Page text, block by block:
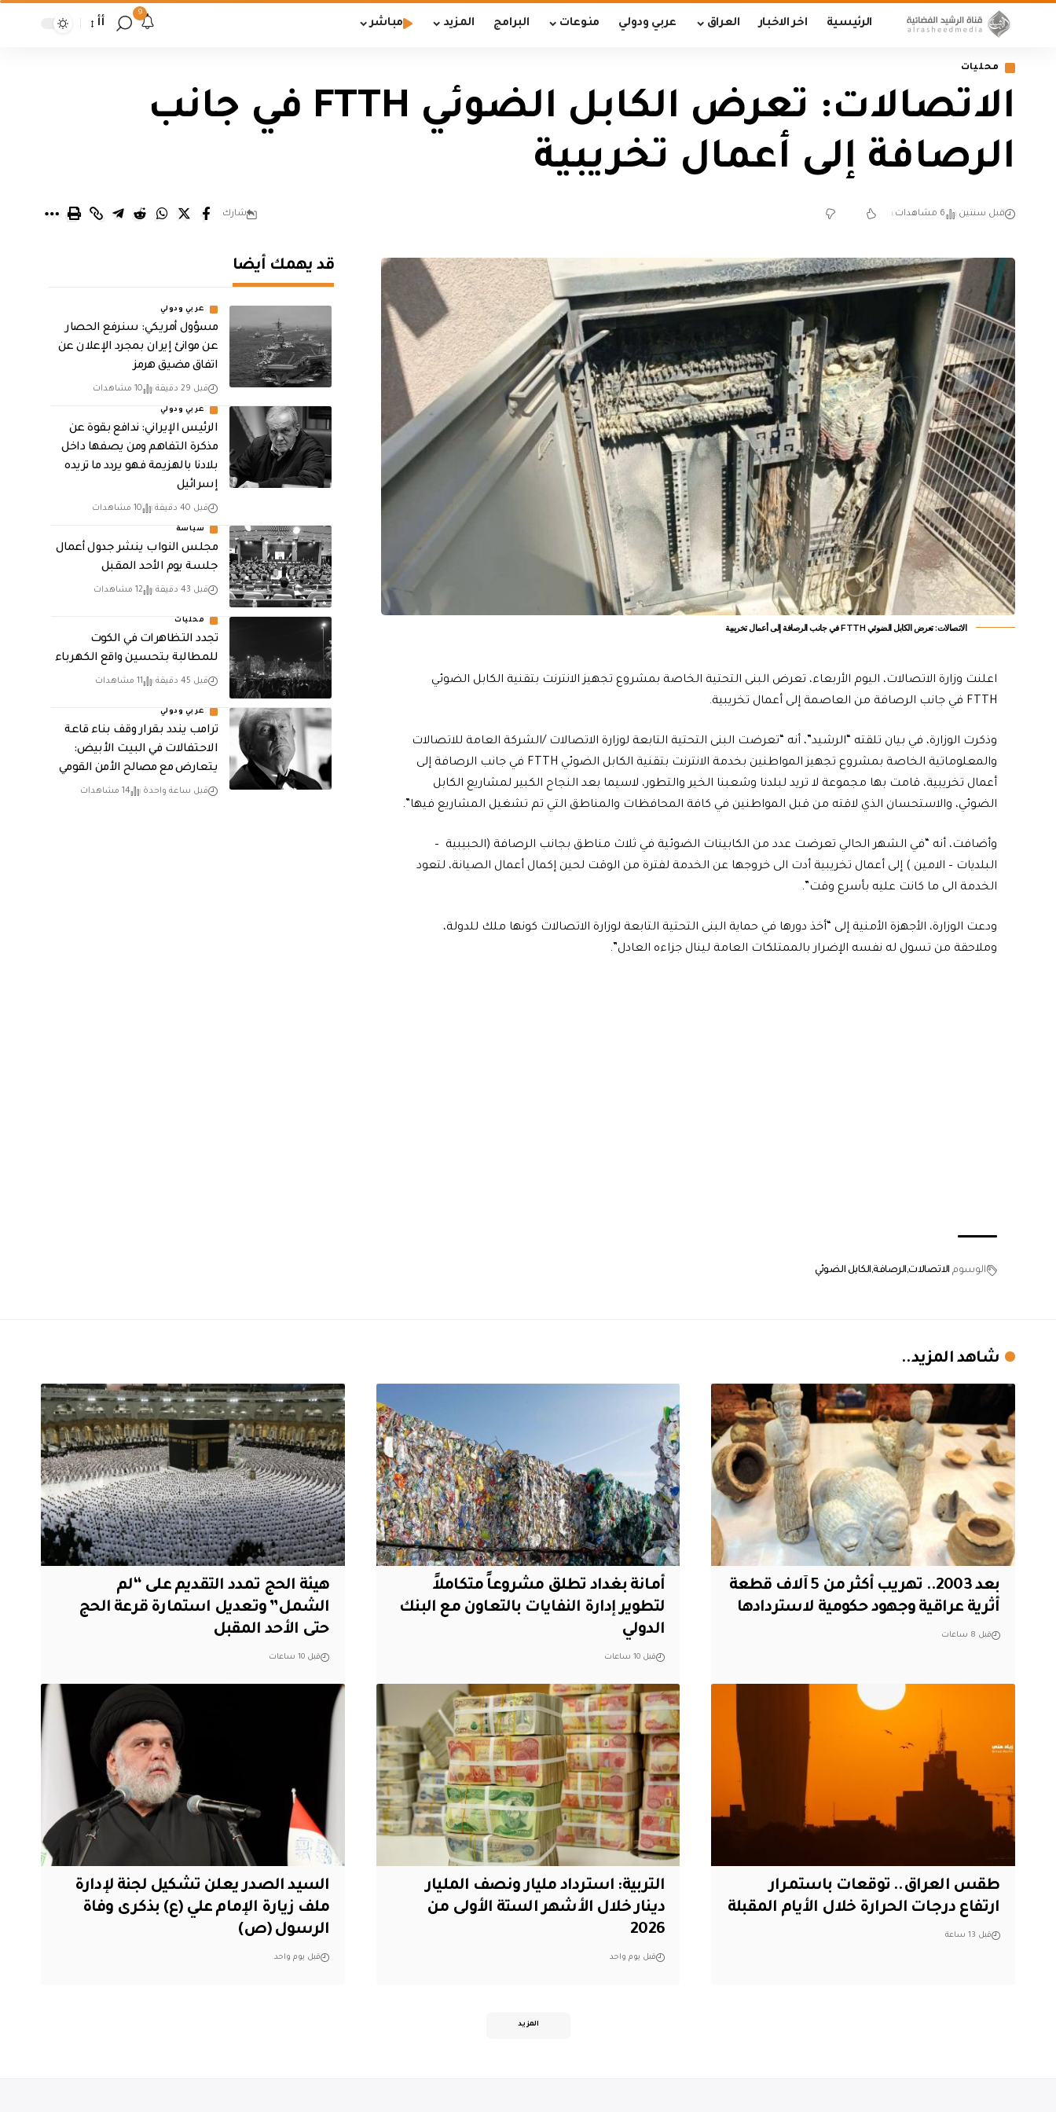
الرئيسية اخر الاخبار العراق عربي ودولي منوعات البرامج المزيد مباشر
9
أأ
محليات
الاتصالات: تعرض الكابل الضوئي FTTH في جانب
الرصافة إلى أعمال تخريبية
قبل سنتين 6 مشاهدات شارك
الاتصالات: تعرض الكابل الضوئي FTTH في جانب الرصافة إلى أعمال تخريبية
اعلنت وزارة الاتصالات، اليوم الأربعاء، تعرض البنى التحتية الخاصة بمشروع تجهيز الانترنت بتقنية الكابل الضوئي
FTTH في جانب الرصافة من العاصمة إلى أعمال تخريبية.
وذكرت الوزارة، في بيان تلقته “الرشيد”، أنه “تعرضت البنى التحتية التابعة لوزارة الاتصالات /الشركة العامة للاتصالات
والمعلوماتية الخاصة بمشروع تجهيز المواطنين بخدمة الانترنت بتقنية الكابل الضوئي FTTH في جانب الرصافة إلى
أعمال تخريبية، قامت بها مجموعة لا تريد لبلدنا وشعبنا الخير والتطور، لاسيما بعد النجاح الكبير لمشاريع الكابل
الضوئي، والاستحسان الذي لاقته من قبل المواطنين في كافة المحافظات والمناطق التي تم تشغيل المشاريع فيها”.
وأضافت، أنه “في الشهر الحالي تعرضت عدد من الكابينات الضوئية في ثلاث مناطق بجانب الرصافة (الحبيبية –
البلديات – الامين ) إلى أعمال تخريبية أدت الى خروجها عن الخدمة لفترة من الوقت لحين إكمال أعمال الصيانة، لتعود
الخدمة الى ما كانت عليه بأسرع وقت”.
ودعت الوزارة، الأجهزة الأمنية إلى “أخذ دورها في حماية البنى التحتية التابعة لوزارة الاتصالات كونها ملك للدولة،
وملاحقة من تسول له نفسه الإضرار بالممتلكات العامة لينال جزاءه العادل”.
الوسوم الاتصالات الرصافة الكابل الضوئي
قد يهمك أيضا
عربي ودولي
مسؤول أمريكي: سنرفع الحصار
عن موانئ إيران بمجرد الإعلان عن
اتفاق مضيق هرمز
قبل 29 دقيقة 10 مشاهدات
عربي ودولي
الرئيس الإيراني: ندافع بقوة عن
مذكرة التفاهم ومن يصفها داخل
بلادنا بالهزيمة فهو يردد ما تريده
إسرائيل
قبل 40 دقيقة 10 مشاهدات
سياسة
مجلس النواب ينشر جدول أعمال
جلسة يوم الأحد المقبل
قبل 43 دقيقة 12 مشاهدات
محليات
تجدد التظاهرات في الكوت
للمطالبة بتحسين واقع الكهرباء
قبل 45 دقيقة 11 مشاهدات
عربي ودولي
ترامب يندد بقرار وقف بناء قاعة
الاحتفالات في البيت الأبيض:
يتعارض مع مصالح الأمن القومي
قبل ساعة واحدة 14 مشاهدات
شاهد المزيد..
بعد 2003.. تهريب أكثر من 5 آلاف قطعة
أثرية عراقية وجهود حكومية لاستردادها
قبل 8 ساعات
أمانة بغداد تطلق مشروعاً متكاملاً
لتطوير إدارة النفايات بالتعاون مع البنك
الدولي
قبل 10 ساعات
هيئة الحج تمدد التقديم على “لم
الشمل” وتعديل استمارة قرعة الحج
حتى الأحد المقبل
قبل 10 ساعات
طقس العراق.. توقعات باستمرار
ارتفاع درجات الحرارة خلال الأيام المقبلة
قبل 13 ساعة
التربية: استرداد مليار ونصف المليار
دينار خلال الأشهر الستة الأولى من
2026
قبل يوم واحد
السيد الصدر يعلن تشكيل لجنة لإدارة
ملف زيارة الإمام علي (ع) بذكرى وفاة
الرسول (ص)
قبل يوم واحد
المزيد